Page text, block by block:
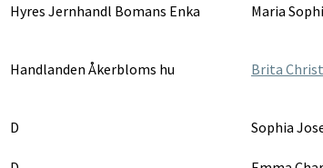
Hyres Jernhandl Bomans Enka
Maria
Handlanden Åkerbloms hu
Brita
D
Sophia